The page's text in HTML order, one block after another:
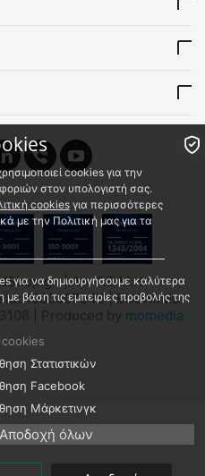
Φακελάκια Πόσιμου Νερού
€3.54(χωρίς ΦΠΑ)
Φίλτρο νερού Katadyn
BeFree 1.0L Tactical με
άνθρακα
Άμεσα διαθέσιμο
Αποστολή εντός 24 ωρών
€ 76.00
€ 61.29(χωρίς ΦΠΑ)
| Αρ. Γ.Ε.Μ.Η:
1000007048 | EUDAMED
| Produced by momedia
cookies για την
στον υπολογιστή σας.
cookiesγια περισσότερες
με την Πολιτική μας για τα
για να δημιουργήσουμε καλύτερα
με βάση τις εμπειρίες προβολής της
cookies
Στατιστικών
Facebook
Μάρκετινγκ
Αποδοχή όλων